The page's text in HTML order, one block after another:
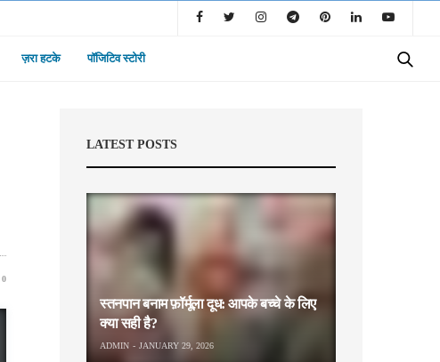
ज़रा हटके पॉजिटिव स्टोरी
0
LATEST POSTS
स्तनपान बनाम फ़ॉर्मूला दूध: आपके बच्चे के लिए
क्या सही है?
ADMIN JANUARY 29, 2026